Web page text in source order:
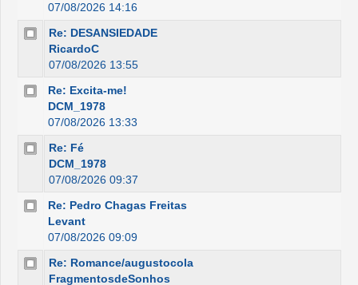
07/08/2026 14:16
Re: DESANSIEDADE
RicardoC
07/08/2026 13:55
Re: Excita-me!
DCM_1978
07/08/2026 13:33
Re: Fé
DCM_1978
07/08/2026 09:37
Re: Pedro Chagas Freitas
Levant
07/08/2026 09:09
Re: Romance/augustocola
FragmentosdeSonhos